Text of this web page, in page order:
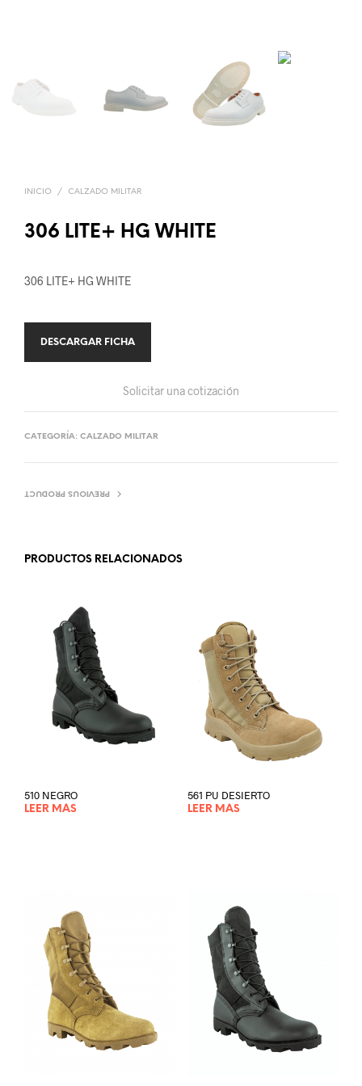
INICIO / CALZADO MILITAR
306 LITE+ HG WHITE
306 LITE+ HG WHITE
DESCARGAR FICHA
Solicitar una cotización
CATEGORÍA: CALZADO MILITAR
PREVIOUS PRODUCT
PRODUCTOS RELACIONADOS
510 NEGRO
LEER MÁS
561 PU DESIERTO
LEER MÁS